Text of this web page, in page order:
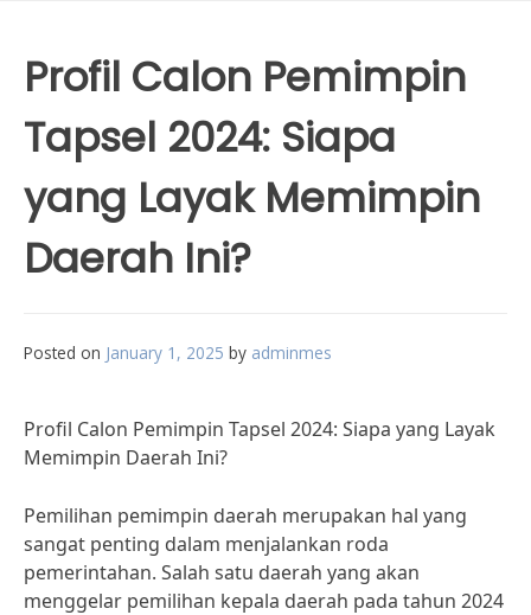
Profil Calon Pemimpin
Tapsel 2024: Siapa
yang Layak Memimpin
Daerah Ini?
Posted on January 1, 2025 by adminmes
Profil Calon Pemimpin Tapsel 2024: Siapa yang Layak
Memimpin Daerah Ini?
Pemilihan pemimpin daerah merupakan hal yang
sangat penting dalam menjalankan roda
pemerintahan. Salah satu daerah yang akan
menggelar pemilihan kepala daerah pada tahun 2024